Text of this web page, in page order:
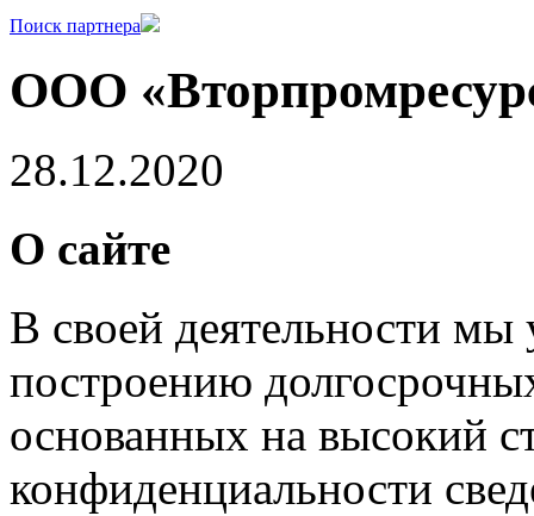
Поиск партнера
ООО
28.12.2020
О сайте
В своей деятельности
построению
основанных на высокий
конфиденциальности